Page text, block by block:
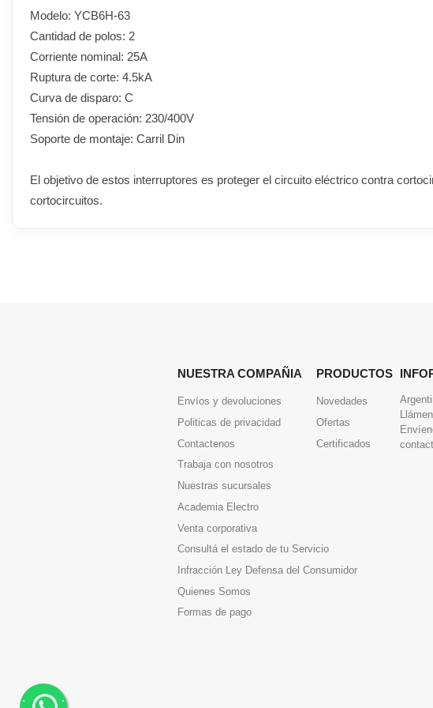
Modelo: YCB6H-63
Cantidad de polos: 2
Corriente nominal: 25A
Ruptura de corte: 4.5kA
Curva de disparo: C
Tensión de operación: 230/400V
Soporte de montaje: Carril Din
El objetivo de estos interruptores es proteger el circuito eléctrico contra
cortocircuitos.
NUESTRA COMPAÑIA
Envíos y devoluciones
Politicas de privacidad
Contactenos
Trabaja con nosotros
Nuestras sucursales
Academia Electro
Venta corporativa
Consultá el estado de tu Servicio
Infracción Ley Defensa del Consumidor
Quienes Somos
Formas de pago
PRODUCTOS
Novedades
Ofertas
Certificados
. .